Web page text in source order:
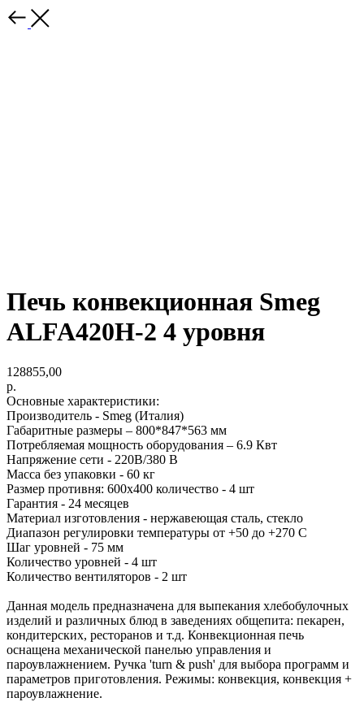
Печь конвекционная Smeg
ALFA420H-2 4 уровня
128855,00
р.
Основные характеристики:
Производитель - Smeg (Италия)
Габаритные размеры – 800*847*563 мм
Потребляемая мощность оборудования – 6.9 Квт
Напряжение сети - 220В/380 В
Масса без упаковки - 60 кг
Размер противня: 600х400 количество - 4 шт
Гарантия - 24 месяцев
Материал изготовления - нержавеющая сталь, стекло
Диапазон регулировки температуры от +50 до +270 С
Шаг уровней - 75 мм
Количество уровней - 4 шт
Количество вентиляторов - 2 шт
Данная модель предназначена для выпекания хлебобулочных
изделий и различных блюд в заведениях общепита: пекарен,
кондитерских, ресторанов и т.д. Конвекционная печь
оснащена механической панелью управления и
пароувлажнением. Ручка 'turn & push' для выбора программ и
параметров приготовления. Режимы: конвекция, конвекция +
пароувлажнение.